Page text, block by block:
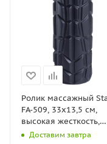
Ролик массажный
FA-509, 33x13,5 cм,
высокая жесткость,
черный/оранжевый
Доставим завтра